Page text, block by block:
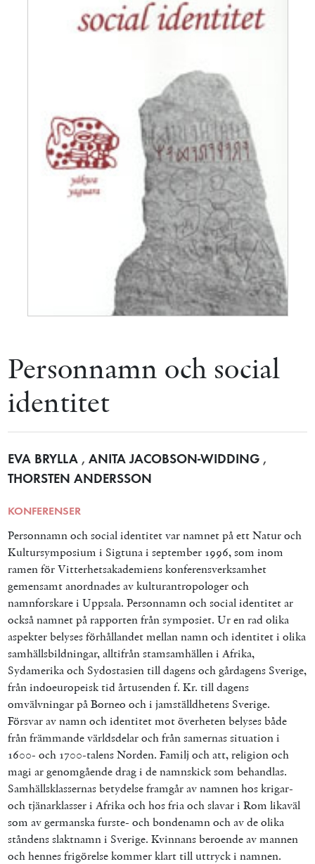
Personnamn och social
identitet
EVA BRYLLA , ANITA JACOBSON-WIDDING ,
THORSTEN ANDERSSON
KONFERENSER
Personnamn och social identitet var namnet på ett Natur och
Kultursymposium i Sigtuna i september 1996, som inom
ramen för Vitterhetsakademiens konferensverksamhet
gemensamt anordnades av kulturantropologer och
namnforskare i Uppsala. Personnamn och social identitet ar
också namnet på rapporten från symposiet. Ur en rad olika
aspekter belyses förhållandet mellan namn och identitet i olika
samhällsbildningar, alltifrån stamsamhällen i Afrika,
Sydamerika och Sydostasien till dagens och gårdagens Sverige,
från indoeuropeisk tid årtusenden f. Kr. till dagens
omvälvningar på Borneo och i jamställdhetens Sverige.
Försvar av namn och identitet mot överheten belyses både
från främmande världsdelar och från samernas situation i
1600- och 1700-talens Norden. Familj och att, religion och
magi ar genomgående drag i de namnskick som behandlas.
Samhällsklassernas betydelse framgår av namnen hos krigar-
och tjänarklasser i Afrika och hos fria och slavar i Rom likaväl
som av germanska furste- och bondenamn och av de olika
ståndens slaktnamn i Sverige. Kvinnans beroende av mannen
och hennes frigörelse kommer klart till uttryck i namnen.